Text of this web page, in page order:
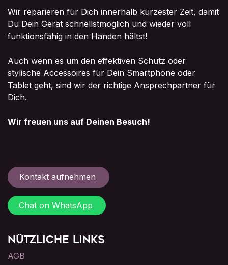
Wir reparieren für Dich innerhalb kürzester Zeit, damit
Du Dein Gerät schnellstmöglich und wieder voll
funktionsfähig in den Händen hältst!
Auch wenn es um den effektiven Schutz oder
stylische Accessoires für Dein Smartphone oder
Tablet geht, sind wir der richtige Ansprechpartner für
Dich.
Wir freuen uns auf Deinen Besuch!
Kontakt aufnehmen
Chat on WhatsApp
Nützliche Links
AGB